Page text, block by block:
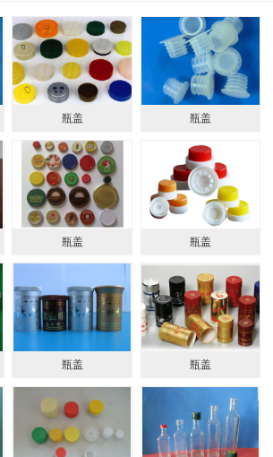
瓶盖 瓶盖
瓶盖 瓶盖
瓶盖 瓶盖